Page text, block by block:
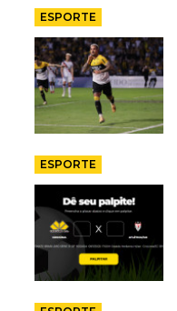
ESPORTE
ESPORTE